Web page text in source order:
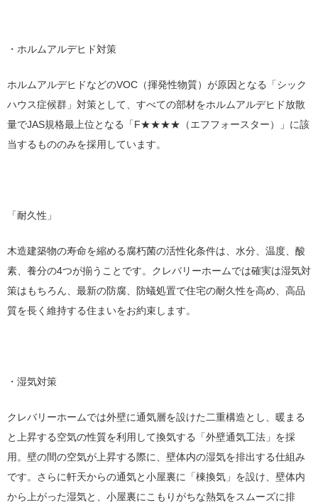
・ホルムアルデヒド対策
ホルムアルデヒドなどのVOC（揮発性物質）が原因となる「シック
ハウス症候群」対策として、すべての部材をホルムアルデヒド放散
量でJAS規格最上位となる「F★★★★（エフフォースター）」に該
当するもののみを採用しています。
「耐久性」
木造建築物の寿命を縮める腐朽菌の活性化条件は、水分、温度、酸
素、養分の4つが揃うことです。クレバリーホームでは確実は湿気対
策はもちろん、最新の防腐、防蟻処置で住宅の耐久性を高め、高品
質を長く維持する住まいをお約束します。
・湿気対策
クレバリーホームでは外壁に通気層を設けた二重構造とし、暖まる
と上昇する空気の性質を利用して換気する「外壁通気工法」を採
用。壁の間の空気が上昇する際に、壁体内の湿気を排出する仕組み
です。さらに軒天からの通気と小屋裏に「棟換気」を設け、壁体内
から上がった湿気と、小屋裏にこもりがちな熱気をスムーズに排